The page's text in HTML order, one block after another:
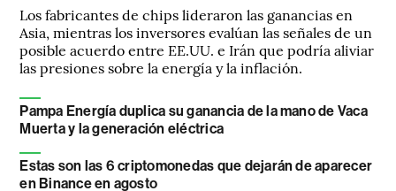
Los fabricantes de chips lideraron las ganancias en
Asia, mientras los inversores evalúan las señales de un
posible acuerdo entre EE.UU. e Irán que podría aliviar
las presiones sobre la energía y la inflación.
Pampa Energía duplica su ganancia de la mano de Vaca
Muerta y la generación eléctrica
Estas son las 6 criptomonedas que dejarán de aparecer
en Binance en agosto